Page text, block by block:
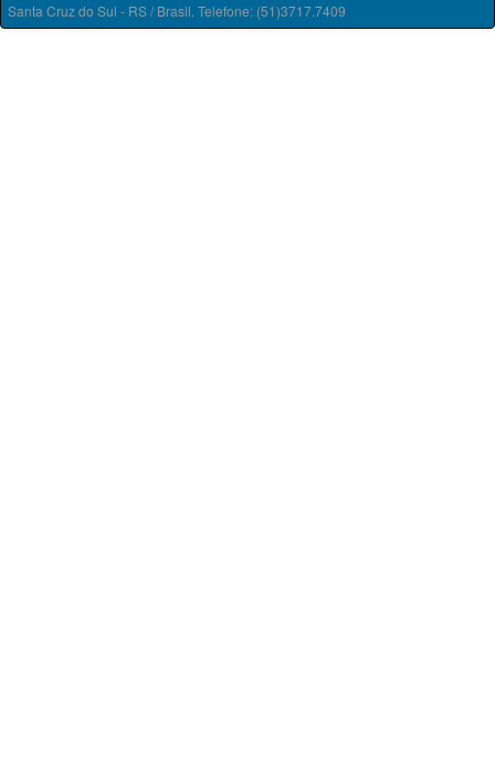
Santa Cruz do Sul - RS / Brasil. Telefone: (51)3717.7409